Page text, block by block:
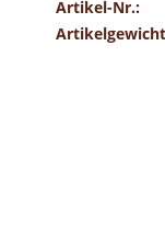
Artikel-Nr.:
Artikelgewicht